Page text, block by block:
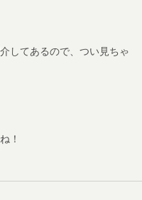
してあるので、つい見ちゃ
！